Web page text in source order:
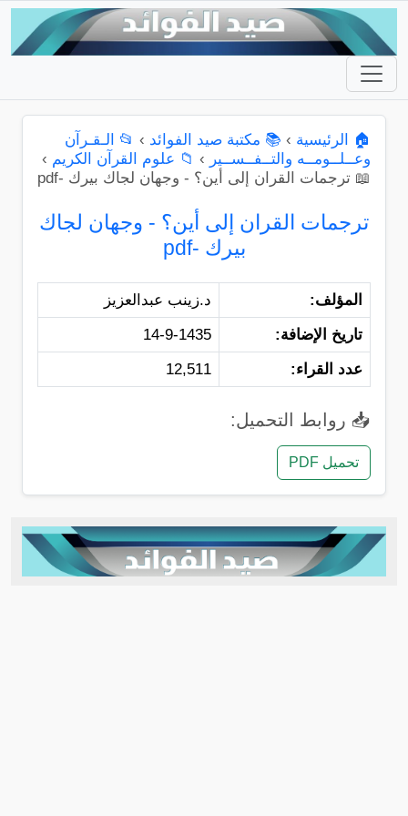
🏠 الرئيسية › 📚 مكتبة صيد الفوائد › 📂 الـقـرآن
وعــلــومــه والتــفــســير › 📁 علوم القرآن الكريم ›
📖 ترجمات القران إلى أين؟ - وجهان لجاك بيرك -pdf
ترجمات القران إلى أين؟ - وجهان لجاك
بيرك -pdf
المؤلف:
د.زينب عبدالعزيز
تاريخ الإضافة:
14-9-1435
عدد القراء:
12,511
📥 روابط التحميل:
تحميل PDF